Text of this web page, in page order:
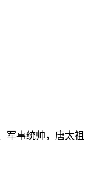
军事统帅，唐太祖